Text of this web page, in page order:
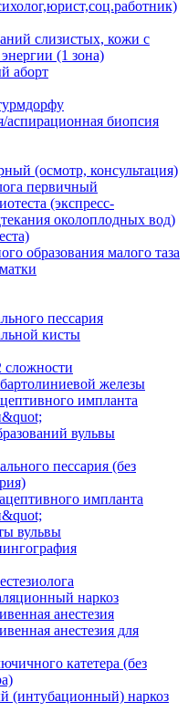
слизистых, кожи с
(1 зона)
аборт
аспирационная биопсия
(осмотр, консультация)
первичный
(экспресс-
околоплодных вод)
образования малого таза
пессария
кисты
железы
импланта
вульвы
пессария (без
импланта
вульвы
наркоз
анестезия
анестезия для
катетера (без
(интубационный) наркоз